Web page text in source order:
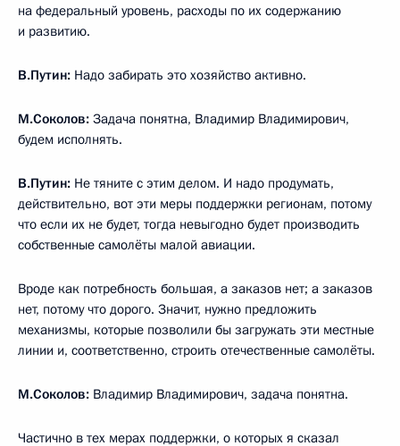
на федеральный уровень, расходы по их содержанию
и развитию.
В.Путин: Надо забирать это хозяйство активно.
М.Соколов: Задача понятна, Владимир Владимирович,
будем исполнять.
В.Путин: Не тяните с этим делом. И надо продумать,
действительно, вот эти меры поддержки регионам, потому
что если их не будет, тогда невыгодно будет производить
собственные самолёты малой авиации.
Вроде как потребность большая, а заказов нет; а заказов
нет, потому что дорого. Значит, нужно предложить
механизмы, которые позволили бы загружать эти местные
линии и, соответственно, строить отечественные самолёты.
М.Соколов: Владимир Владимирович, задача понятна.
Частично в тех мерах поддержки, о которых я сказал